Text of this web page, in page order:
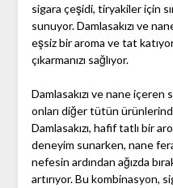
sigara çeşidi, tiryakiler için
sunuyor. Damlasakızı ve
eşsiz bir aroma ve tat
çıkarmanızı sağlıyor.
Damlasakızı ve nane içeren
onları diğer tütün
Damlasakızı, hafif tatlı bir
deneyim sunarken, nane
nefesin ardından ağızda
artırıyor. Bu kombinasyon,